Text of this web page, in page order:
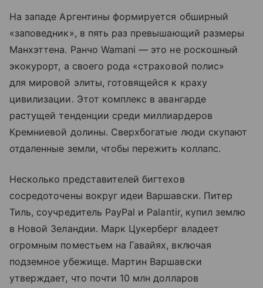
На западе Аргентины формируется обширный
«заповедник», в пять раз превышающий размеры
Манхэттена. Ранчо Wamani — это не роскошный
экокурорт, а своего рода «страховой полис»
для мировой элиты, готовящейся к краху
цивилизации. Этот комплекс в авангарде
растущей тенденции среди миллиардеров
Кремниевой долины. Сверхбогатые люди скупают
отдаленные земли, чтобы пережить коллапс.
Несколько представителей бигтехов
сосредоточены вокруг идеи Варшавски. Питер
Тиль, соучредитель PayPal и Palantir, купил землю
в Новой Зеландии. Марк Цукерберг владеет
огромным поместьем на Гавайях, включая
подземное убежище. Мартин Варшавски
утверждает, что почти 10 млн долларов